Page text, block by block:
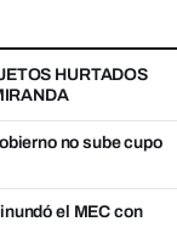
HURTADOS
no sube cupo
el MEC con